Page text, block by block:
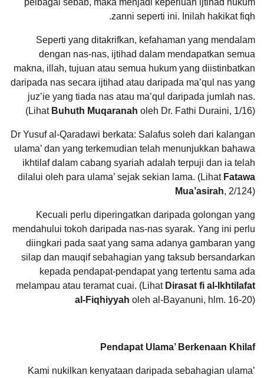
zanni seperti ini. Inilah hakikat fiqh.
Seperti yang ditakrifkan, kefahaman yang mendalam
dengan nas-nas, ijtihad dalam mendapatkan semua
makna, illah, tujuan atau semua hukum yang diistinbatkan
daripada nas secara ijtihad atau daripada ma’qul nas yang
juz’ie yang tiada nas atau ma’qul daripada jumlah nas.
(Lihat Buhuth Muqaranah oleh Dr. Fathi Duraini, 1/16)
Dr Yusuf al-Qaradawi berkata: Salafus soleh dari kalangan
ulama’ dan yang terkemudian telah menunjukkan bahawa
ikhtilaf dalam cabang syariah adalah terpuji dan ia telah
dilalui oleh para ulama’ sejak sekian lama. (Lihat Fatawa
Mua’asirah, 2/124)
Kecuali perlu diperingatkan daripada golongan yang
mendahului tokoh daripada nas-nas syarak. Yang ini perlu
diingkari pada saat yang sama adanya gambaran yang
silap dan mauqif sebahagian yang taksub bersandarkan
kepada pendapat-pendapat yang tertentu sama ada
melampau atau teramat cuai. (Lihat Dirasat fi al-Ikhtilafat
al-Fiqhiyyah oleh al-Bayanuni, hlm. 16-20)
Pendapat Ulama’ Berkenaan Khilaf
Kami nukilkan kenyataan daripada sebahagian ulama’